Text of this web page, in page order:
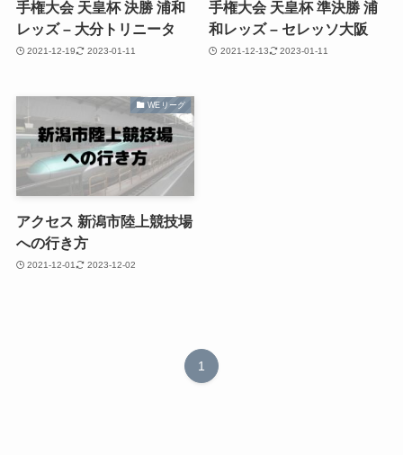
手権大会 天皇杯 決勝 浦和
レッズ – 大分トリニータ
2021-12-19 2023-01-11
手権大会 天皇杯 準決勝 浦
和レッズ – セレッソ大阪
2021-12-13 2023-01-11
WEリーグ
アクセス 新潟市陸上競技場
への行き方
2021-12-01 2023-12-02
1